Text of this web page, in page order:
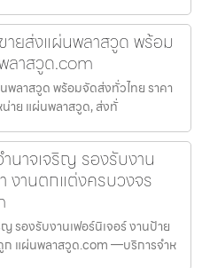
ายส่งแผ่นพลาสวูด พร้อม
ลาสวูด.com
พลาสวูด พร้อมจัดส่งทั่วไทย ราคา
าย แผ่นพลาสวูด, ส่งทั่
นาจเจริญ รองรับงาน
งานตกแต่งครบวงจร
รองรับงานเฟอร์นิเจอร์ งานป้าย
แผ่นพลาสวูด.com —บริการจำห